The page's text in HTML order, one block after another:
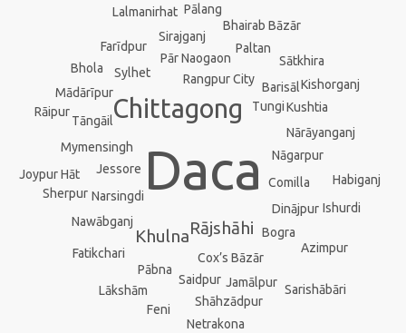
Daca
Chittagong
KhulnaRājshāhi
Comilla
Rangpur City
Tungi
Narsingdi
Cox’s Bāzār
Jessore
Nāgarpur
Sylhet
Mymensingh
Nārāyanganj
Bogra
Dinājpur
Barisāl
Saidpur
Pār Naogaon
Pābna
Paltan
Tāngāil
Jamālpur
Nawābganj
Kushtia
Sātkhira
Sirajganj
Farīdpur
Sherpur
Bhairab Bāzār
Shāhzādpur
Bhola
Azimpur
Kishorganj
Fatikchari
Habiganj
Mādārīpur
Feni
Lākshām
Ishurdi
Sarishābāri
Netrakona
Joypur Hāt
Pālang
Lalmanirhat
Rāipur